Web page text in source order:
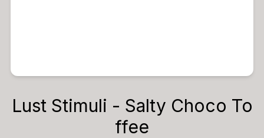
Lust Stimuli - Salty Choco To
ffee